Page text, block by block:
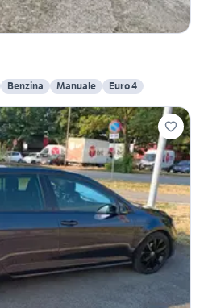
Benzina Manuale Euro 4